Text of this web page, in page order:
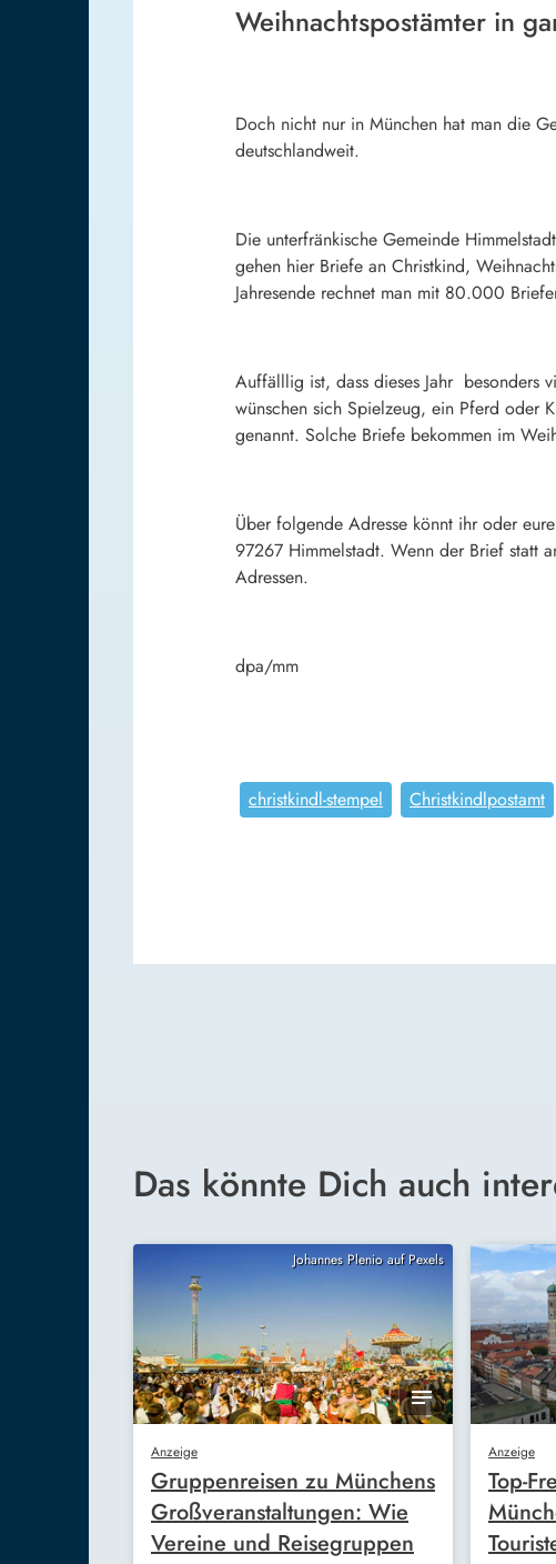
Weihnachtspostämter in
Doch nicht nur in München hat man die
deutschlandweit.
Die unterfränkische Gemeinde
gehen hier Briefe an Christkind,
Jahresende rechnet man mit 80.000
Auffälllig ist, dass dieses Jahr besonders
wünschen sich Spielzeug, ein Pferd oder
genannt. Solche Briefe bekommen im
Über folgende Adresse könnt ihr oder
97267 Himmelstadt. Wenn der Brief statt
Adressen.
dpa/mm
christkindl-stempel Christkindlpostamt
Das könnte Dich auch
Johannes Plenio auf Pexels
Anzeige
Gruppenreisen zu Münchens
Großveranstaltungen: Wie
Vereine und Reisegruppen
Anzeige
Top-